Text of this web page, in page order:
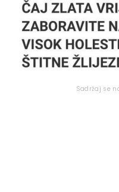
Sadržaj se